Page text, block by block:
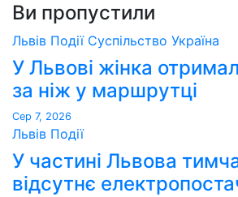
Ви пропустили
Львів Події Суспільство Україна
У Львові жінка
за ніж у маршрутці
Сер 7, 2026
Львів Події
У частині Львова
відсутнє